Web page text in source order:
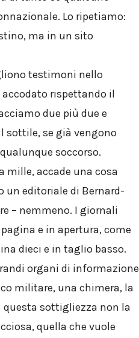
Lo ripetiamo:
ma in un sito
testimoni nello
rispettando il
due più due e
sottile, se già vengono
soccorso.
mille, accade una cosa
un editoriale di Bernard-
– nemmeno. I giornali
e in apertura, come
dieci e in taglio basso.
organi di informazione
militare, una chimera, la
questa sottigliezza non la
quella che vuole